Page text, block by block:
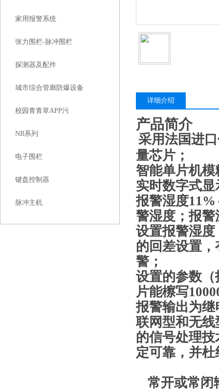
家用报警系统
张力围栏-脉冲围栏
探测器及配件
城市综合管廊防爆设备
校园青青草APP污
NB系列
电子围栏
键盘控制器
脉冲主机
详细介绍
产品简介
采用法国进
量芯片 ；
智能单片机
实时数字式
报警湿度
警湿度；报警
设置报警湿度
的 回差设置
警 ；
设置的参数
片能檫写
报警输出为
联网型和无线
的信号处理
定可靠，并杜
常开或常闭